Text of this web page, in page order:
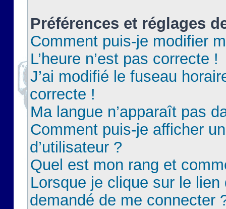
Préférences et réglages
Comment puis-je modifier
L’heure n’est pas correcte !
J’ai modifié le fuseau
correcte !
Ma langue n’apparaît pas
Comment puis-je afficher
d’utilisateur ?
Quel est mon rang et
Lorsque je clique sur le lien
demandé de me connecter